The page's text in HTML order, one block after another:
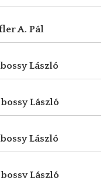
A. Pál
László
László
László
László